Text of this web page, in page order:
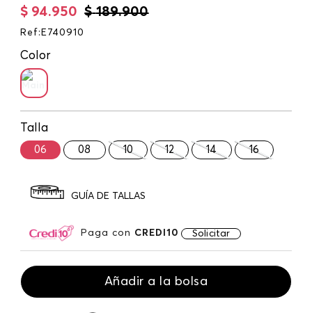
$ 189.900
$ 94.950
Ref : E740910
Color
Talla
06 08 10 12 14 16
GUÍA DE TALLAS
Paga con CREDI10 Solicitar
Añadir a la bolsa